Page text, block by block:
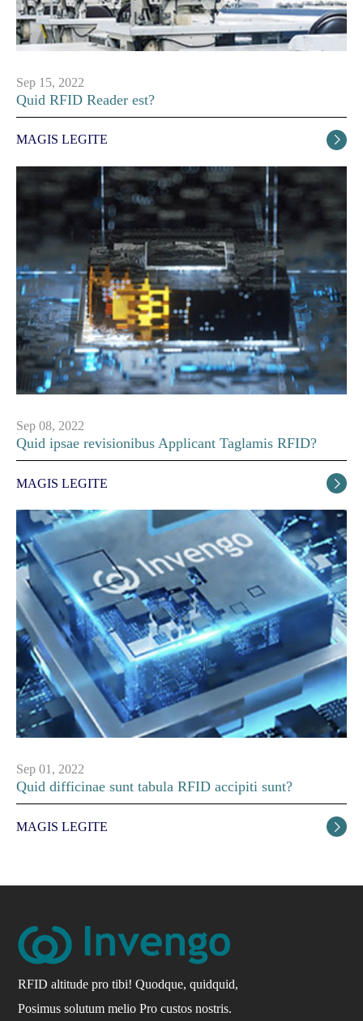
Sep 15, 2022
Quid RFID Reader est?
MAGIS LEGITE 
Sep 08, 2022
Quid ipsae revisionibus Applicant Taglamis RFID?
MAGIS LEGITE 
Sep 01, 2022
Quid difficinae sunt tabula RFID accipiti sunt?
MAGIS LEGITE 
RFID altitude pro tibi! Quodque, quidquid,
Posimus solutum melio Pro custos nostris.